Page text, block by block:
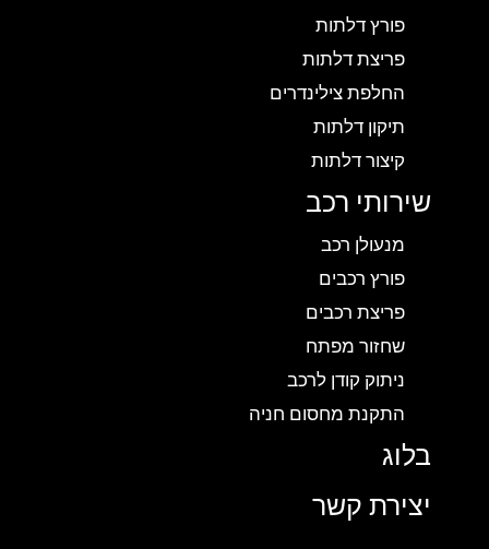
פורץ דלתות
פריצת דלתות
החלפת צילינדרים
תיקון דלתות
קיצור דלתות
שירותי רכב
מנעולן רכב
פורץ רכבים
פריצת רכבים
שחזור מפתח
ניתוק קודן לרכב
התקנת מחסום חניה
בלוג
יצירת קשר